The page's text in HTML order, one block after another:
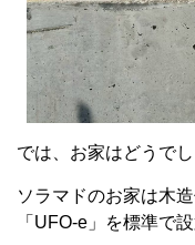
では、お家はどうで
ソラマドのお家は木
「UFO-e」を標準で